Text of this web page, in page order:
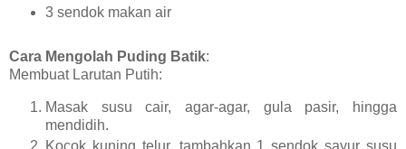
3 sendok makan air
Cara Mengolah Puding Batik:
Membuat Larutan Putih:
Masak susu cair, agar-agar, gula pasir, hingga
mendidih.